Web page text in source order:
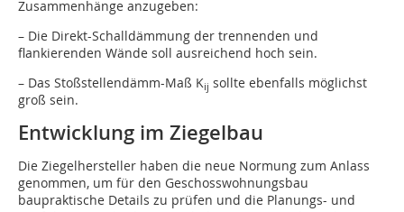
Zusammenhänge anzugeben:
– Die Direkt-Schalldämmung der trennenden und
flankierenden Wände soll ausreichend hoch sein.
– Das Stoßstellendämm-Maß Kij sollte ebenfalls möglichst
groß sein.
Entwicklung im Ziegelbau
Die Ziegelhersteller haben die neue Normung zum Anlass
genommen, um für den Geschoss­wohnungsbau
baupraktische Details zu prüfen und die Planungs- und